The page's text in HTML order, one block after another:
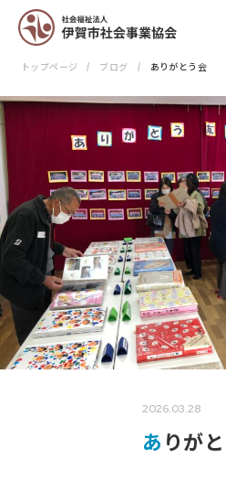
トップページ ブログ ありがとう会
2026.03.28
ありが